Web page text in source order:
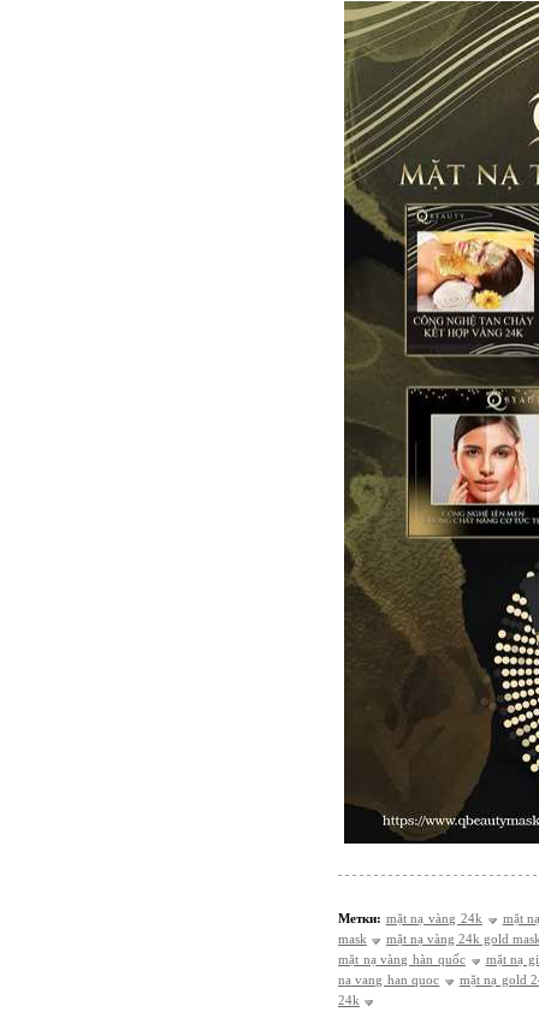
Метки: mặt nạ vàng 24k
mặt
mask
mặt nạ vàng 24k gold
mặt nạ vàng hàn quốc
mặt nạ
na vang han quoc
mặt nạ gold
24k